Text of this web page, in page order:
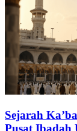
Sejarah
Pusat Ibadah